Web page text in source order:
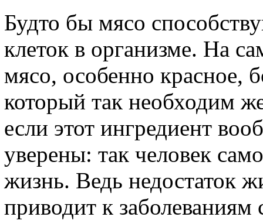
Будто бы мясо
клеток в организме. На
мясо, особенно красное,
который так необходим
если этот ингредиент
уверены: так человек
жизнь. Ведь недостаток
приводит к